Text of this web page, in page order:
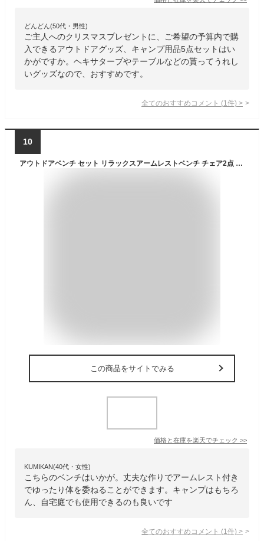
どんどん(50代・男性)
ご主人へのクリスマスプレゼントに、ご希望の予算内で購
入できるアウトドアグッズ、キャンプ用品5点セットはい
かがですか。ヘキサタープやテーブルなどの貰ってうれし
いグッズなので、おすすめです。
全てのおすすめコメント (1 件) >
10
アウトドアベンチ セット リラックスアームレストベンチ チェア2点 VP160407I01 ビジョンピークス VISIONPEAKS
この商品をサイトでみる
価格と在庫を楽天でチェック >>
KUMIKAN(40代・女性)
こちらのベンチはいかが。丈夫な作りでアームレスト付き
でゆったり体を委ねることができます。キャンプはもちろ
ん、自宅庭でも使用できるのも良いです
全てのおすすめコメント (1 件) >